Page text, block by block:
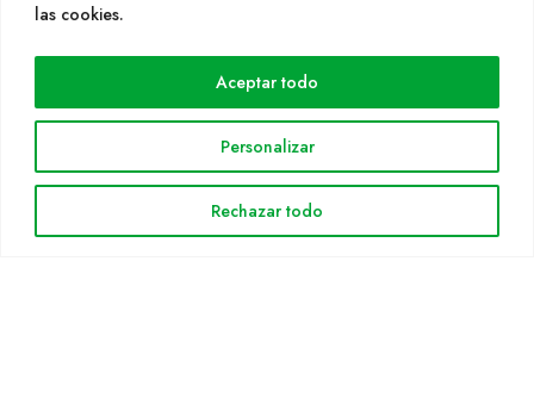
las cookies.
Personalizar
Rechazar todo
Aceptar todo
Árees de treball
Solicitud Catàleg
Notícies